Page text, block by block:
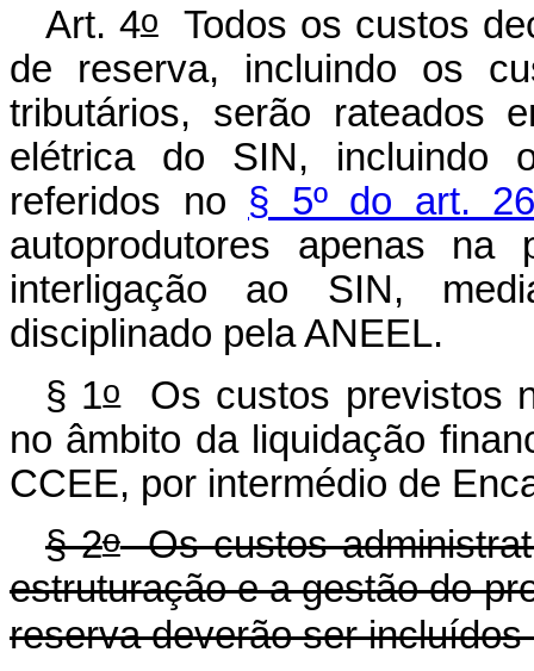
Art. 4oTodos os custos
de reserva, incluindo os
tributários, serão rateados
elétrica do SIN, incluindo
referidos no § 5º do art.
autoprodutores apenas na
interligação ao SIN,
disciplinado pela ANEEL.
§ 1oOs custos previstos
no âmbito da liquidação
CCEE, por intermédio de
§ 2oOs custos
estruturação e a gestão do
reserva deverão ser